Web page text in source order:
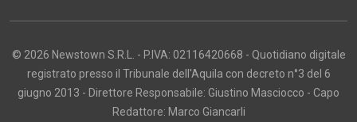
© 2026 Newstown S.R.L. - P.IVA: 02116420668 - Quotidiano digitale
registrato presso il Tribunale dell'Aquila con decreto n°3 del 6
giugno 2013 - Direttore Responsabile: Giustino Masciocco - Capo
Redattore: Marco Giancarli